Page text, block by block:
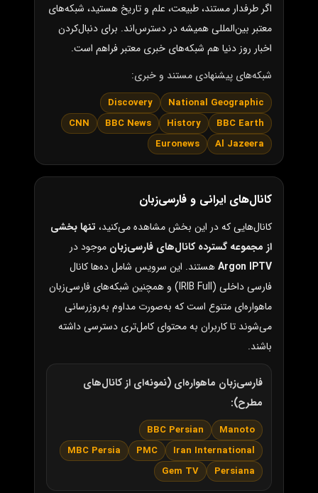
اگر طرفدار مستند، طبیعت، علم و تاریخ هستید، شبکه‌های
معتبر بین‌المللی همیشه در دسترس‌اند. برای دنبال‌کردن
اخبار روز دنیا هم شبکه‌های خبری معتبر فراهم است.
شبکه‌های پیشنهادی مستند و خبری:
National Geographic
Discovery
BBC Earth
History
BBC News
CNN
Al Jazeera
Euronews
کانال‌های ایرانی و فارسی‌زبان
کانال‌هایی که در این بخش مشاهده می‌کنید، تنها بخشی
از مجموعه گسترده کانال‌های فارسی‌زبان موجود در
Argon IPTVهستند. این سرویس شامل ده‌ها کانال
فارسی داخلی (IRIB Full) و همچنین شبکه‌های فارسی‌زبان
ماهواره‌ای متنوع است که به‌صورت مداوم به‌روزرسانی
می‌شوند تا کاربران به محتوای کامل‌تری دسترسی داشته
باشند.
فارسی‌زبان ماهواره‌ای (نمونه‌ای از کانال‌های
مطرح):
Manoto
BBC Persian
Iran International
PMC
MBC Persia
Persiana
Gem TV